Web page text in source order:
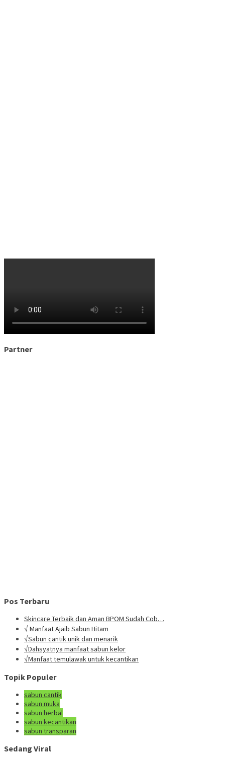
Partner
Pos Terbaru
Skincare Terbaik dan Aman BPOM Sudah Cob…
√ Manfaat Ajaib Sabun Hitam
√Sabun cantik unik dan menarik
√Dahsyatnya manfaat sabun kelor
√Manfaat temulawak untuk kecantikan
Topik Populer
sabun cantik
sabun muka
sabun herbal
sabun kecantikan
sabun transparan
Sedang Viral